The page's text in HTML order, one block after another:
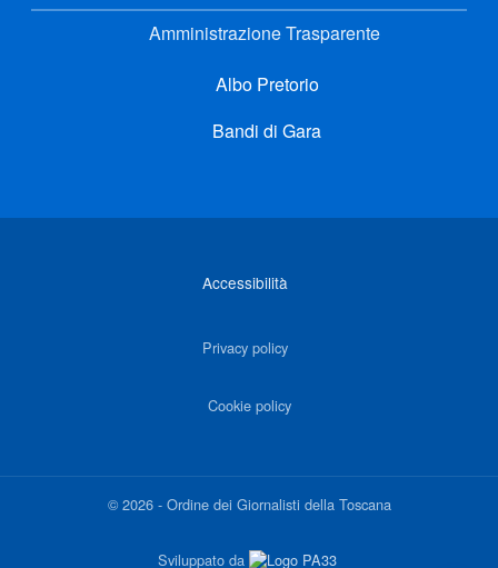
Amministrazione Trasparente
Albo Pretorio
Bandi di Gara
Accessibilità
Privacy policy
Cookie policy
©2026- Ordine dei Giornalisti della Toscana
Sviluppato da